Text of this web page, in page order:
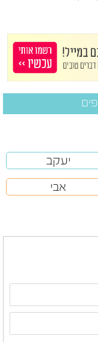
יעקב
אבי